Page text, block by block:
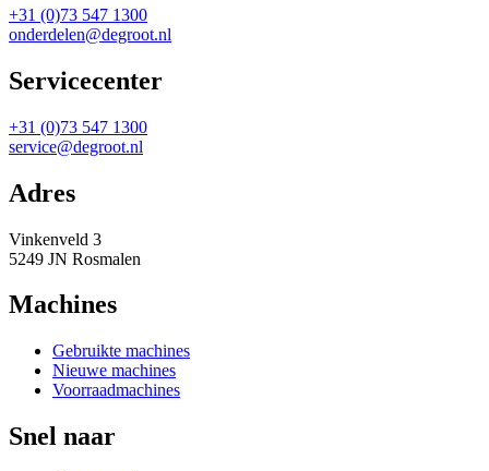
+31 (0)73 547 1300
onderdelen@degroot.nl
Servicecenter
+31 (0)73 547 1300
service@degroot.nl
Adres
Vinkenveld 3
5249 JN Rosmalen
Machines
Gebruikte machines
Nieuwe machines
Voorraadmachines
Snel naar